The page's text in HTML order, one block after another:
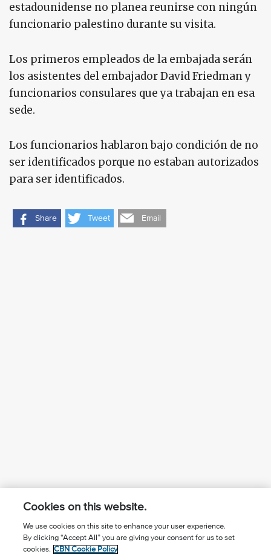
estadounidense no planea reunirse con ningún
funcionario palestino durante su visita.
Los primeros empleados de la embajada serán
los asistentes del embajador David Friedman y
funcionarios consulares que ya trabajan en esa
sede.
Los funcionarios hablaron bajo condición de no
ser identificados porque no estaban autorizados
para ser identificados.
Share Tweet Email
¿Conoces a Jesús?
Suscríbase al boletín
Seguir Mundo Cristiano
Cookies on this website.
We use cookies on this site to enhance your user experience.
By clicking “Accept All” you are giving your consent for us to set
cookies. CBN Cookie Policy